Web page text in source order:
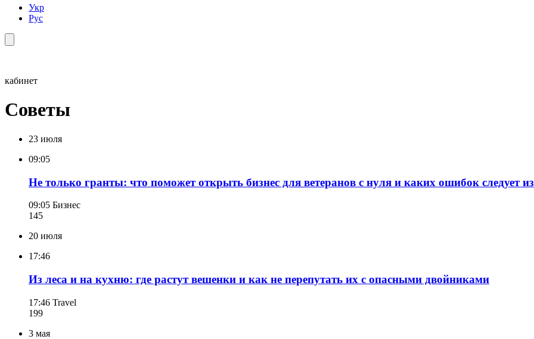
Укр
Рус
кабинет
Советы
23 июля
09:05
Не только гранты: что поможет открыть бизнес для ветеранов с нуля и каких ошибок следует
09:05 Бизнес
145
20 июля
17:46
Из леса и на кухню: где растут вешенки и как не перепутать их с опасными двойниками
17:46 Travel
199
3 мая